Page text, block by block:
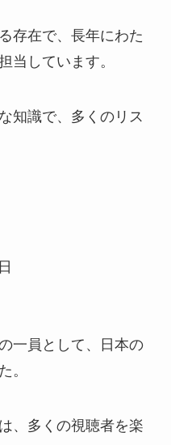
存在で、長年にわた
当しています。
知識で、多くのリス
一員として、日本の
。
、多くの視聴者を楽